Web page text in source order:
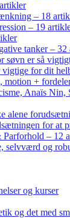
– 18
– 19
tanker – 32
søvn er så
vigtige for dit
motion +
Anaïs Nin,
alene
for at
– 12
selvværd og
og kurser
og det med